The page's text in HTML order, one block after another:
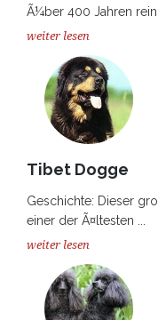
Ã¼ber 400 Jahren rein
weiter lesen
Tibet Dogge
Geschichte: Dieser
einer der Ã¤ltesten ...
weiter lesen